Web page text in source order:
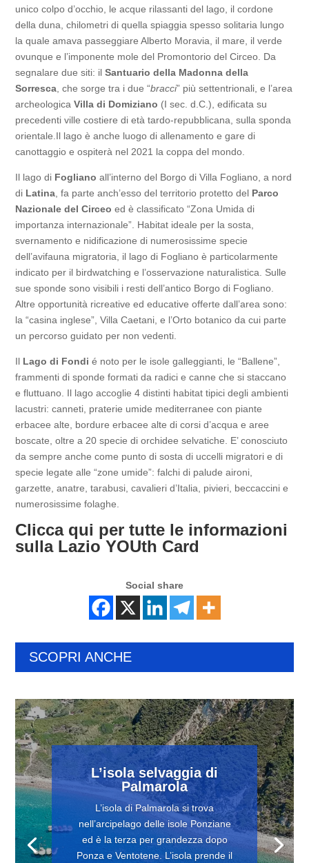
unico colpo d’occhio, le acque rilassanti del lago, il cordone
della duna, chilometri di quella spiaggia spesso solitaria lungo
la quale amava passeggiare Alberto Moravia, il mare, il verde
ovunque e l’imponente mole del Promontorio del Circeo. Da
segnalare due siti: ilSantuario della Madonna della
Sorresca, che sorge tra i due “bracci” più settentrionali, e l’area
archeologicaVilla di Domiziano (I sec. d.C.), edificata su
precedenti ville costiere di età tardo-repubblicana, sulla sponda
orientale.Il lago è anche luogo di allenamento e gare di
canottaggio e ospiterà nel 2021 la coppa del mondo.
Il lago di Fogliano all’interno del Borgo di Villa Fogliano, a nord
di Latina, fa parte anch’esso del territorio protetto del Parco
Nazionale del Circeo ed è classificato “Zona Umida di
importanza internazionale”. Habitat ideale per la sosta,
svernamento e nidificazione di numerosissime specie
dell’avifauna migratoria, il lago di Fogliano è particolarmente
indicato per il bird​watching e l’osservazione naturalistica. Sulle
sue sponde sono visibili i resti dell’antico Borgo di Fogliano.
Altre opportunità ricreative ed educative offerte dall’area sono:
la “casina inglese”, Villa Caetani, e l’Orto botanico da cui parte
un percorso guidato per non vedenti.
Il Lago di Fondi é noto per le isole galleggianti, le “Ballene”,
frammenti di sponde formati da radici e canne che si staccano
e fluttuano. Il lago accoglie 4 distinti habitat tipici degli ambienti
lacustri: canneti, praterie umide mediterranee con piante
erbacee alte, bordure erbacee alte di corsi d’acqua e aree
boscate, oltre a 20 specie di orchidee selvatiche. E’ conosciuto
da sempre anche come punto di sosta di uccelli migratori e di
specie legate alle “zone umide”: falchi di palude aironi,
garzette, anatre, tarabusi, cavalieri d’Italia, pivieri, beccaccini e
numerosissime folaghe.
Clicca qui per tutte le informazioni
sulla Lazio YOUth Card
Social share
SCOPRI ANCHE
L’isola selvaggia di
Palmarola
L’isola di Palmarola si trova
nell’arcipelago delle isole Ponziane
ed è la terza per grandezza dopo
Ponza e Ventotene. L’isola prende il